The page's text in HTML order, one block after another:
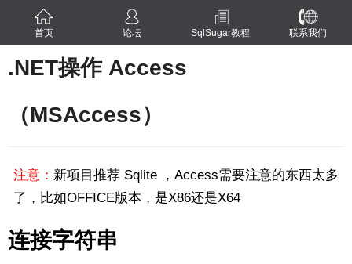
首页 论坛 SqlSugar教程 联系我们
.NET操作 Access
（MSAccess）
注意： 新项目推荐 Sqlite ，Access需要注意的东西太多
了，比如OFFICE版本，是X86还是X64
连接字符串